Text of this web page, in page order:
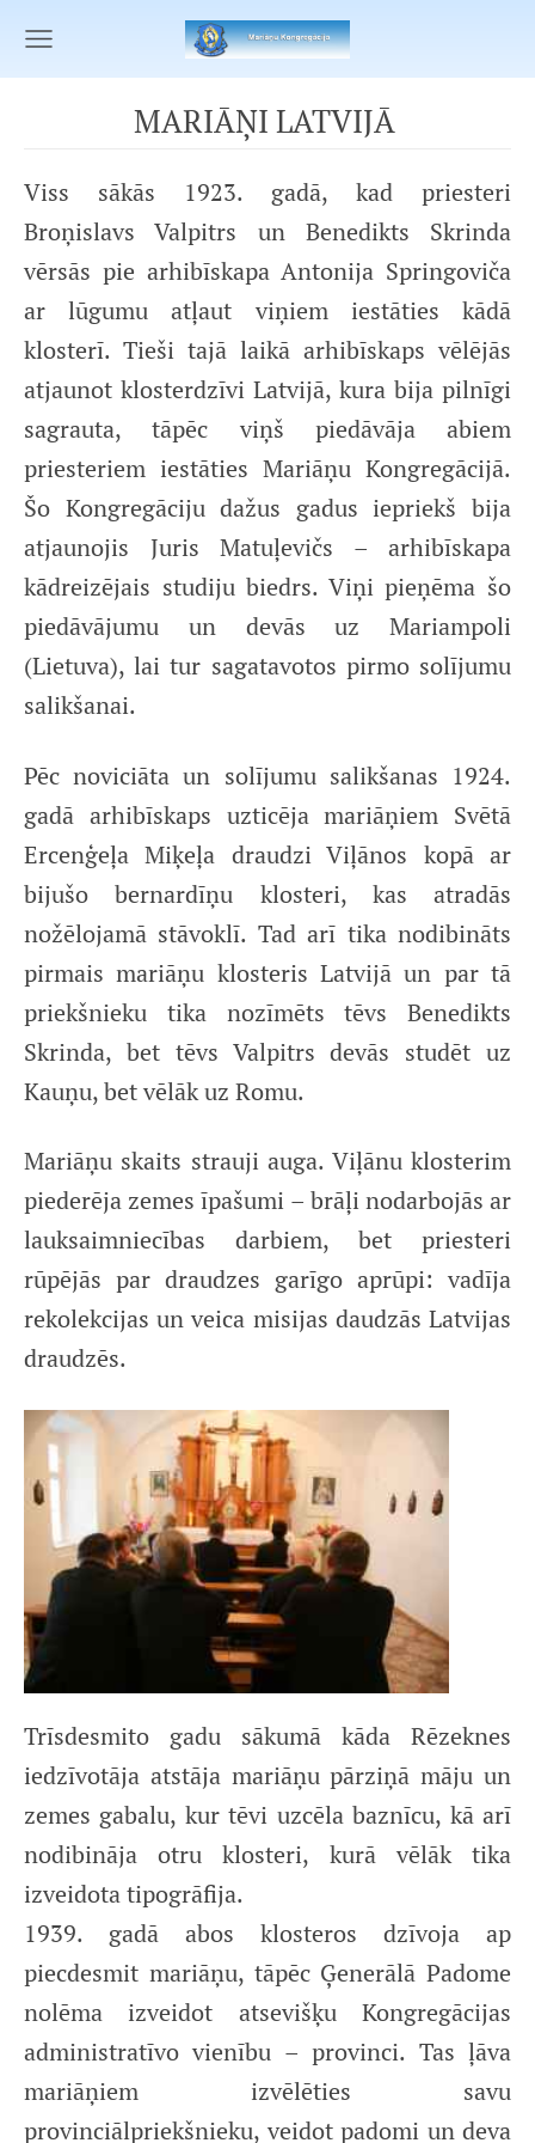
MARIĀŅI LATVIJĀ
Viss sākās 1923. gadā, kad priesteri
Broņislavs Valpitrs un Benedikts Skrinda
vērsās pie arhibīskapa Antonija Springoviča
ar lūgumu atļaut viņiem iestāties kādā
klosterī. Tieši tajā laikā arhibīskaps vēlējās
atjaunot klosterdzīvi Latvijā, kura bija pilnīgi
sagrauta, tāpēc viņš piedāvāja abiem
priesteriem iestāties Mariāņu Kongregācijā.
Šo Kongregāciju dažus gadus iepriekš bija
atjaunojis Juris Matuļevičs – arhibīskapa
kādreizējais studiju biedrs. Viņi pieņēma šo
piedāvājumu un devās uz Mariampoli
(Lietuva), lai tur sagatavotos pirmo solījumu
salikšanai.
Pēc noviciāta un solījumu salikšanas 1924.
gadā arhibīskaps uzticēja mariāņiem Svētā
Ercenģeļa Miķeļa draudzi Viļānos kopā ar
bijušo bernardīņu klosteri, kas atradās
nožēlojamā stāvoklī. Tad arī tika nodibināts
pirmais mariāņu klosteris Latvijā un par tā
priekšnieku tika nozīmēts tēvs Benedikts
Skrinda, bet tēvs Valpitrs devās studēt uz
Kauņu, bet vēlāk uz Romu.
Mariāņu skaits strauji auga. Viļānu klosterim
piederēja zemes īpašumi – brāļi nodarbojās ar
lauksaimniecības darbiem, bet priesteri
rūpējās par draudzes garīgo aprūpi: vadīja
rekolekcijas un veica misijas daudzās Latvijas
draudzēs.
Trīsdesmito gadu sākumā kāda Rēzeknes
iedzīvotāja atstāja mariāņu pārziņā māju un
zemes gabalu, kur tēvi uzcēla baznīcu, kā arī
nodibināja otru klosteri, kurā vēlāk tika
izveidota tipogrāfija.
1939. gadā abos klosteros dzīvoja ap
piecdesmit mariāņu, tāpēc Ģenerālā Padome
nolēma izveidot atsevišķu Kongregācijas
administratīvo vienību – provinci. Tas ļāva
mariāņiem izvēlēties savu
provinciālpriekšnieku, veidot padomi un deva